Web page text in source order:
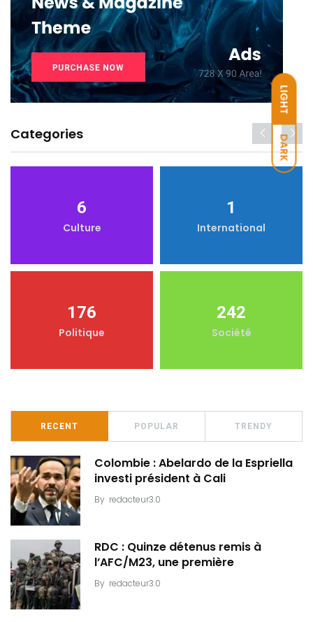
LIGHT
DARK
Categories
6
Culture
1
International
176
Politique
242
Société
RECENT POPULAR TRENDY
Colombie : Abelardo de la Espriella
investi président à Cali
By redacteur3.0
RDC : Quinze détenus remis à
l’AFC/M23, une première
By redacteur3.0